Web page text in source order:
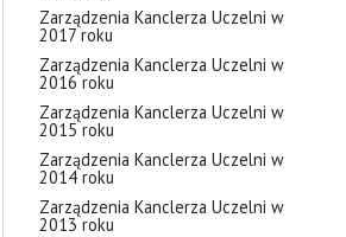
Zarządzenia Kanclerza Uczelni w
2017 roku
Zarządzenia Kanclerza Uczelni w
2016 roku
Zarządzenia Kanclerza Uczelni w
2015 roku
Zarządzenia Kanclerza Uczelni w
2014 roku
Zarządzenia Kanclerza Uczelni w
2013 roku